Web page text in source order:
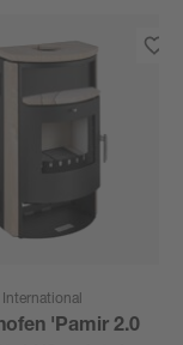
'Pamir 2.0